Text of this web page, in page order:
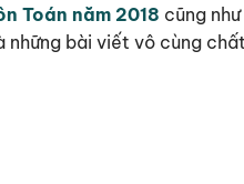
Toán năm 2018 cũng
những bài viết vô cùng